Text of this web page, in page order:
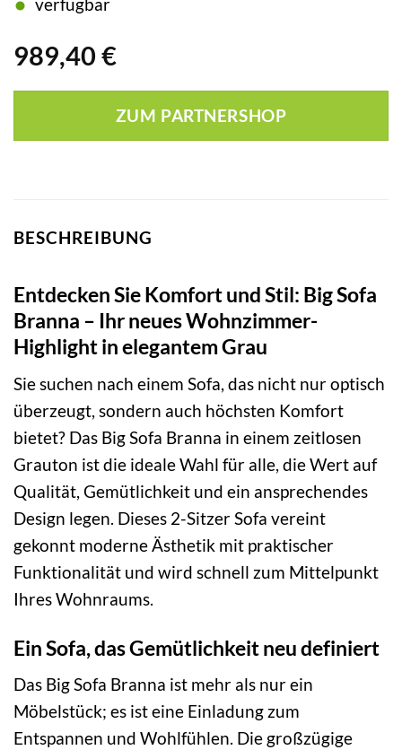
989,40 €
ZUM PARTNERSHOP
BESCHREIBUNG
Entdecken Sie Komfort und Stil: Big Sofa
Branna – Ihr neues Wohnzimmer-
Highlight in elegantem Grau
Sie suchen nach einem Sofa, das nicht nur optisch
überzeugt, sondern auch höchsten Komfort
bietet? Das Big Sofa Branna in einem zeitlosen
Grauton ist die ideale Wahl für alle, die Wert auf
Qualität, Gemütlichkeit und ein ansprechendes
Design legen. Dieses 2-Sitzer Sofa vereint
gekonnt moderne Ästhetik mit praktischer
Funktionalität und wird schnell zum Mittelpunkt
Ihres Wohnraums.
Ein Sofa, das Gemütlichkeit neu definiert
Das Big Sofa Branna ist mehr als nur ein
Möbelstück; es ist eine Einladung zum
Entspannen und Wohlfühlen. Die großzügige